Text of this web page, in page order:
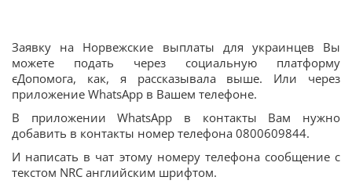
Заявку на Норвежские выплаты для украинцев Вы
можете подать через социальную платформу
єДопомога, как, я рассказывала выше. Или через
приложение WhatsApp в Вашем телефоне.
В приложении WhatsApp в контакты Вам нужно
добавить в контакты номер телефона 0800609844.
И написать в чат этому номеру телефона сообщение с
текстом NRC английским шрифтом.